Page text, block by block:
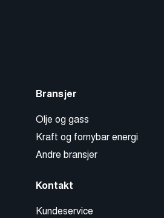
Bransjer
Olje og gass
Kraft og fornybar energi
Andre bransjer
Kontakt
Kundeservice